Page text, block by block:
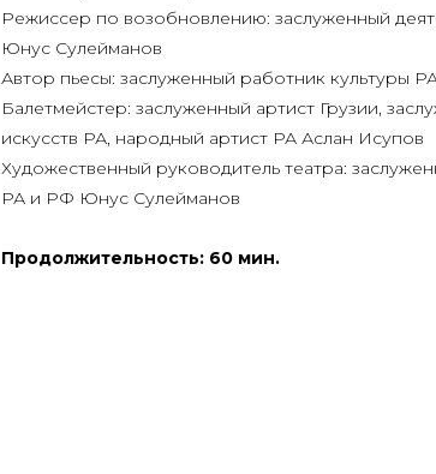
Режис­сер по воз­об­нов­ле­нию: заслу­жен­ный
Юнус Сулейманов
Автор пье­сы: заслу­жен­ный работ­ник куль­ту­ры
Балет­мей­стер: заслу­жен­ный артист Гру­зии,
искусств РА, народ­ный артист РА Аслан Исупов
Худо­же­ствен­ный руко­во­ди­тель теат­ра:
РА и РФ Юнус Сулейманов
Про­дол­жи­тель­ность: 60 мин.